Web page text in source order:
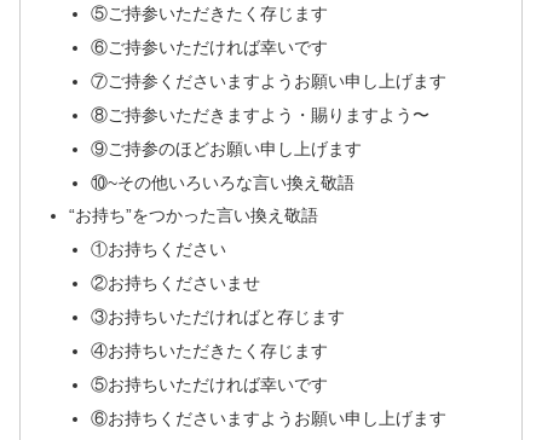
⑤ご持参いただきたく存じます
⑥ご持参いただければ幸いです
⑦ご持参くださいますようお願い申し上げます
⑧ご持参いただきますよう・賜りますよう〜
⑨ご持参のほどお願い申し上げます
⑩~その他いろいろな言い換え敬語
“お持ち”をつかった言い換え敬語
①お持ちください
②お持ちくださいませ
③お持ちいただければと存じます
④お持ちいただきたく存じます
⑤お持ちいただければ幸いです
⑥お持ちくださいますようお願い申し上げます